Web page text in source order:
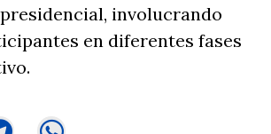
involucrando
en diferentes fases